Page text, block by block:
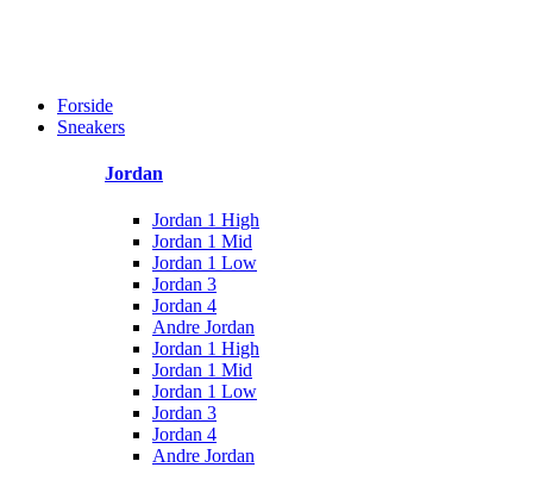
Forside
Sneakers
Jordan
Jordan 1 High
Jordan 1 Mid
Jordan 1 Low
Jordan 3
Jordan 4
Andre Jordan
Jordan 1 High
Jordan 1 Mid
Jordan 1 Low
Jordan 3
Jordan 4
Andre Jordan